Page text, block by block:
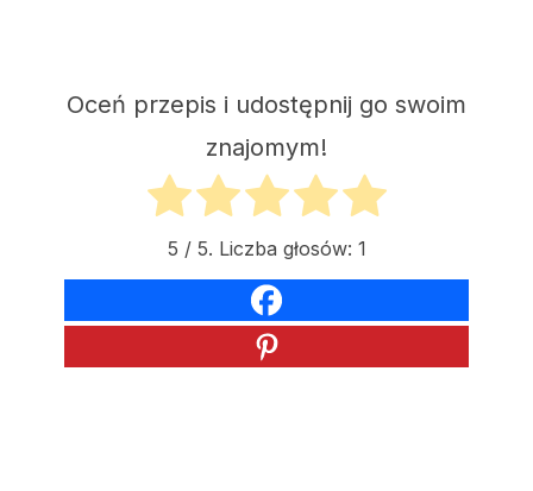
Oceń przepis i udostępnij go swoim
znajomym!
5 / 5. Liczba głosów: 1